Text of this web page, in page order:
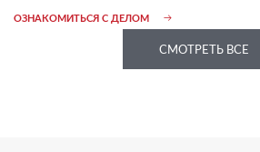
ОЗНАКОМИТЬСЯ С ДЕЛОМ
СМОТРЕТЬ ВСЕ